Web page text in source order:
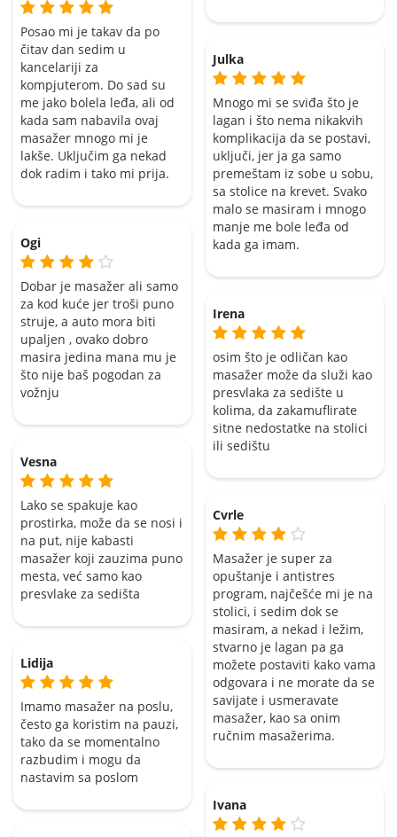
Posao mi je takav da po
čitav dan sedim u
kancelariji za
kompjuterom. Do sad su
me jako bolela leđa, ali od
kada sam nabavila ovaj
masažer mnogo mi je
lakše. Uključim ga nekad
dok radim i tako mi prija.
Ogi
Dobar je masažer ali samo
za kod kuće jer troši puno
struje, a auto mora biti
upaljen , ovako dobro
masira jedina mana mu je
što nije baš pogodan za
vožnju
Vesna
Lako se spakuje kao
prostirka, može da se nosi i
na put, nije kabasti
masažer koji zauzima puno
mesta, već samo kao
presvlake za sedišta
Lidija
Imamo masažer na poslu,
često ga koristim na pauzi,
tako da se momentalno
razbudim i mogu da
nastavim sa poslom
Julka
Mnogo mi se sviđa što je
lagan i što nema nikakvih
komplikacija da se postavi,
uključi, jer ja ga samo
premeštam iz sobe u sobu,
sa stolice na krevet. Svako
malo se masiram i mnogo
manje me bole leđa od
kada ga imam.
Irena
osim što je odličan kao
masažer može da služi kao
presvlaka za sedište u
kolima, da zakamuflirate
sitne nedostatke na stolici
ili sedištu
Cvrle
Masažer je super za
opuštanje i antistres
program, najčešće mi je na
stolici, i sedim dok se
masiram, a nekad i ležim,
stvarno je lagan pa ga
možete postaviti kako vama
odgovara i ne morate da se
savijate i usmeravate
masažer, kao sa onim
ručnim masažerima.
Ivana